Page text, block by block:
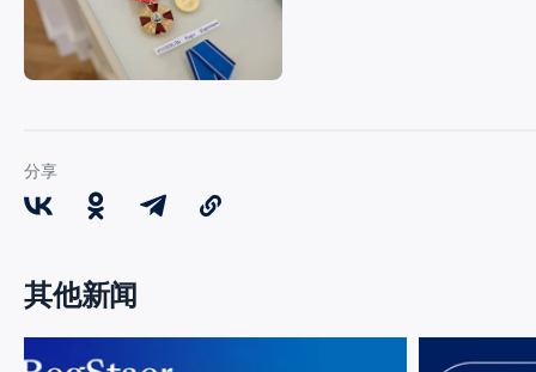
分享
其他新闻